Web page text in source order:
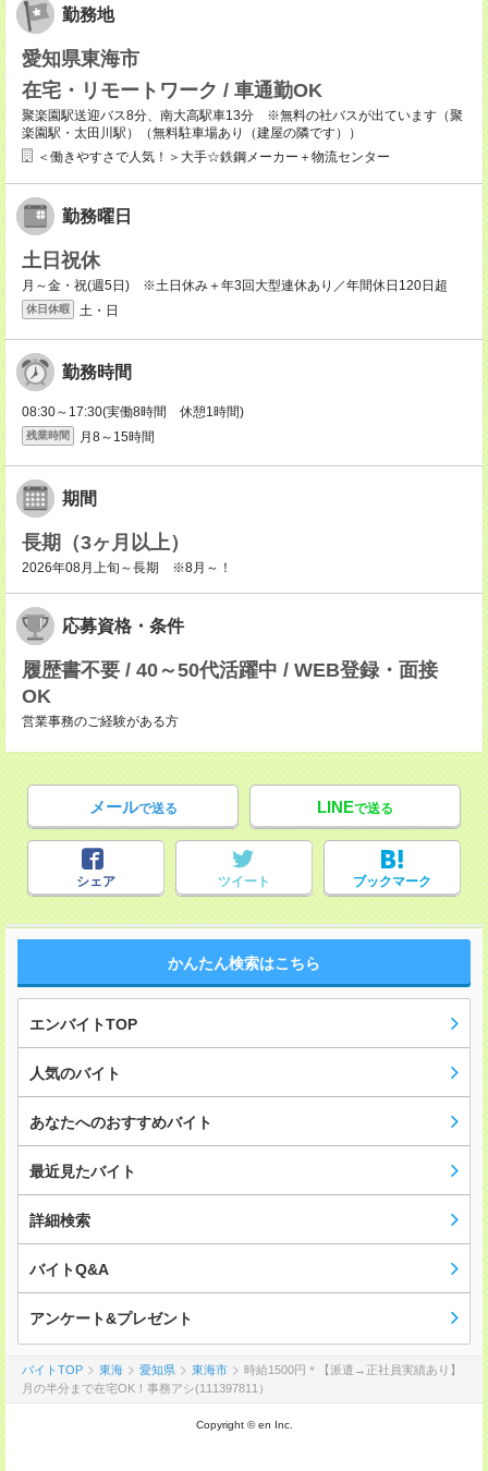
勤務地
愛知県東海市
在宅・リモートワーク / 車通勤OK
聚楽園駅送迎バス8分、南大高駅車13分 ※無料の社バスが出ています（聚
楽園駅・太田川駅）（無料駐車場あり（建屋の隣です））
＜働きやすさで人気！＞大手☆鉄鋼メーカー＋物流センター
勤務曜日
土日祝休
月～金・祝(週5日) ※土日休み＋年3回大型連休あり／年間休日120日超
休日休暇 土・日
勤務時間
08:30～17:30(実働8時間 休憩1時間)
残業時間 月8～15時間
期間
長期（3ヶ月以上）
2026年08月上旬～長期 ※8月～！
応募資格・条件
履歴書不要 / 40～50代活躍中 / WEB登録・面接
OK
営業事務のご経験がある方
メールで送る LINEで送る
シェア ツイート ブックマーク
かんたん検索はこちら
エンバイトTOP
人気のバイト
あなたへのおすすめバイト
最近見たバイト
詳細検索
バイトQ&A
アンケート&プレゼント
バイトTOP 東海 愛知県 東海市
時給1500円＊【派遣→正社員実績あり】
月の半分まで在宅OK！事務アシ(111397811）
Copyright © en Inc.